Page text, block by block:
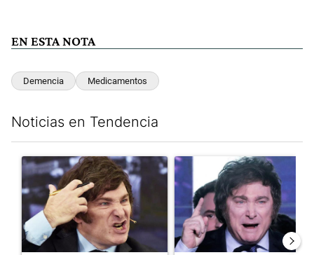
EN ESTA NOTA
Demencia Medicamentos
Noticias en Tendencia
Un artículo de tendencia con el título "Yo, Milei" con 2
Un artículo de tendencia con